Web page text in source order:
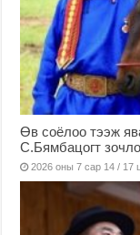
Өв соёлоо тээж
С.Бямбацогт
2026 оны 7 сар 14 / 17